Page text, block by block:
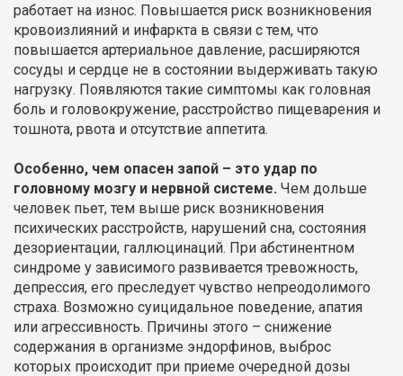
работает на износ. Повышается риск возникновения
кровоизлияний и инфаркта в связи с тем, что
повышается артериальное давление, расширяются
сосуды и сердце не в состоянии выдерживать такую
нагрузку. Появляются такие симптомы как головная
боль и головокружение, расстройство пищеварения и
тошнота, рвота и отсутствие аппетита.
Особенно, чем опасен запой – это удар по
головному мозгу и нервной системе. Чем дольше
человек пьет, тем выше риск возникновения
психических расстройств, нарушений сна, состояния
дезориентации, галлюцинаций. При абстинентном
синдроме у зависимого развивается тревожность,
депрессия, его преследует чувство непреодолимого
страха. Возможно суицидальное поведение, апатия
или агрессивность. Причины этого – снижение
содержания в организме эндорфинов, выброс
которых происходит при приеме очередной дозы